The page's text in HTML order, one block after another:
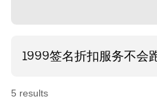
5 results